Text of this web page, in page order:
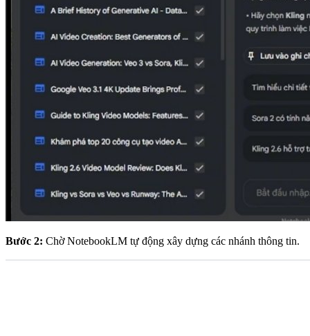
Bước 2: Chờ NotebookLM tự động xây dựng các nhánh thông tin.